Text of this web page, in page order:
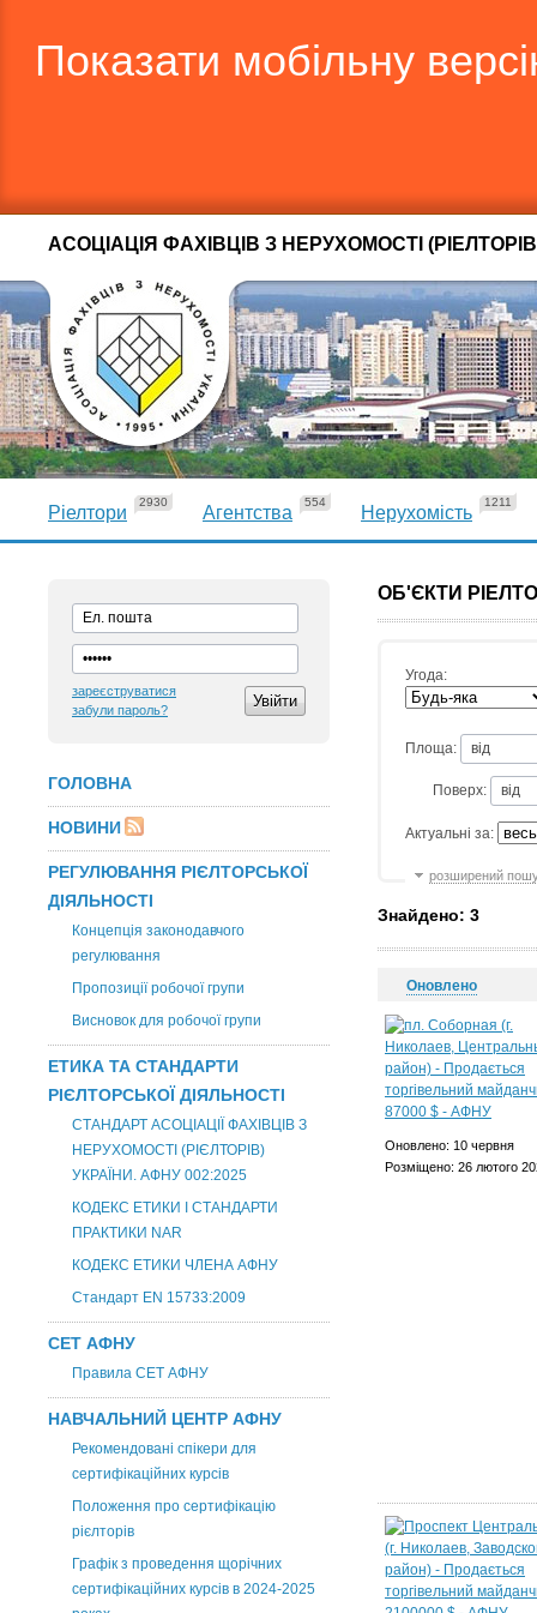
Показати мобільну
АСОЦІАЦІЯ ФАХІВЦІВ З НЕРУХОМОСТІ
Ріелтори
2930
Агентства
554
Нерухомість
1211
зареєструватися
забули пароль?
ГОЛОВНА
НОВИНИ
РЕГУЛЮВАННЯ РІЄЛТОРСЬКОЇ
ДІЯЛЬНОСТІ
Концепція законодавчого
регулювання
Пропозиції робочої групи
Висновок для робочої групи
ЕТИКА ТА СТАНДАРТИ
РІЄЛТОРСЬКОЇ ДІЯЛЬНОСТІ
СТАНДАРТ АСОЦІАЦІЇ ФАХІВЦІВ З
НЕРУХОМОСТІ (РІЄЛТОРІВ)
УКРАЇНИ. АФНУ 002:2025
КОДЕКС ЕТИКИ І СТАНДАРТИ
ПРАКТИКИ NAR
КОДЕКС ЕТИКИ ЧЛЕНА АФНУ
Стандарт EN 15733:2009
СЕТ АФНУ
Правила СЕТ АФНУ
НАВЧАЛЬНИЙ ЦЕНТР АФНУ
Рекомендовані спікери для
сертифікаційних курсів
Положення про сертифікацію
рієлторів
Графік з проведення щорічних
сертифікаційних курсів в 2024-2025
ОБ'ЄКТИ
Угода:
Площа:
Поверх:
Актуальні за:
розширений
Знайдено: 3
Оновлено
Оновлено: 10 червня
Розміщено: 26 лютого